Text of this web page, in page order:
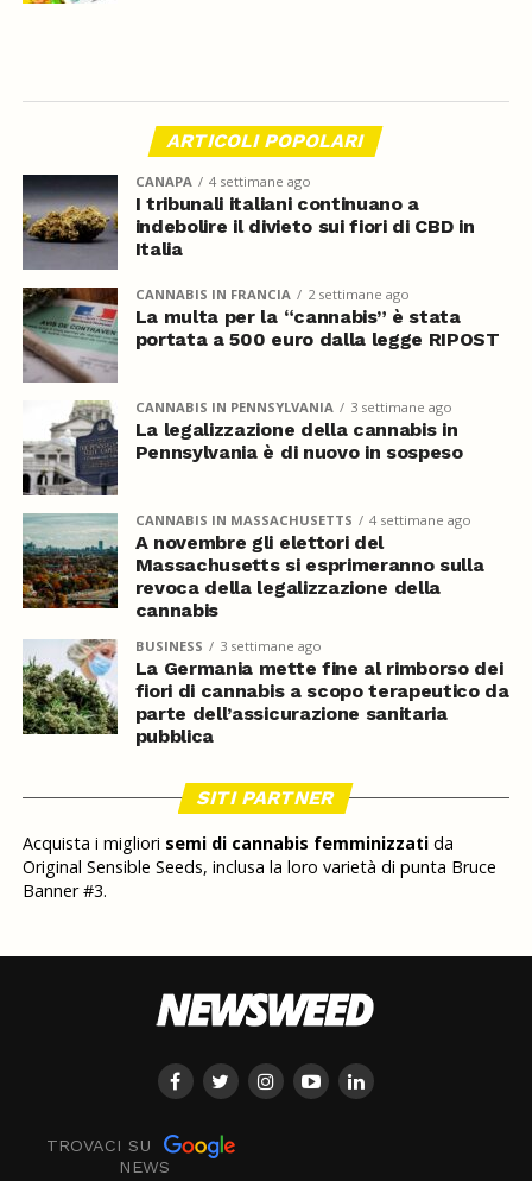
ARTICOLI POPOLARI
CANAPA 4 settimane ago
I tribunali italiani continuano a
indebolire il divieto sui fiori di CBD in
Italia
CANNABIS IN FRANCIA 2 settimane ago
La multa per la “cannabis” è stata
portata a 500 euro dalla legge RIPOST
CANNABIS IN PENNSYLVANIA 3 settimane ago
La legalizzazione della cannabis in
Pennsylvania è di nuovo in sospeso
CANNABIS IN MASSACHUSETTS 4 settimane ago
A novembre gli elettori del
Massachusetts si esprimeranno sulla
revoca della legalizzazione della
cannabis
BUSINESS 3 settimane ago
La Germania mette fine al rimborso dei
fiori di cannabis a scopo terapeutico da
parte dell’assicurazione sanitaria
pubblica
SITI PARTNER
Acquista i migliori semi di cannabis femminizzatida
Original Sensible Seeds, inclusa la loro varietà di punta Bruce
Banner #3.
TROVACI SU
NEWS